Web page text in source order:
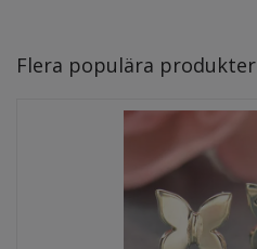
Flera populära produkter